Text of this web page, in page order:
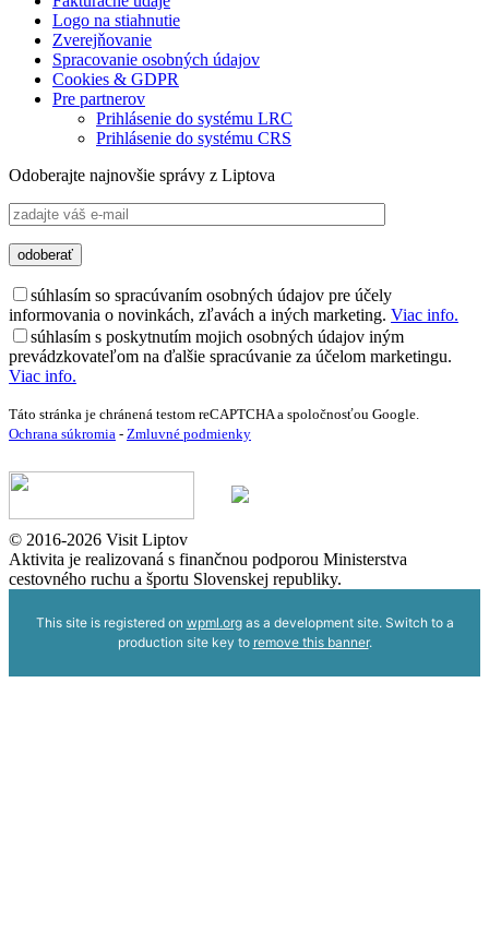
Logo na stiahnutie
Zverejňovanie
Spracovanie osobných údajov
Cookies & GDPR
Pre partnerov
Prihlásenie do systému LRC
Prihlásenie do systému CRS
Odoberajte najnovšie správy z Liptova
súhlasím so spracúvaním osobných údajov pre účely
informovania o novinkách, zľavách a iných marketing. Viac info.
súhlasím s poskytnutím mojich osobných údajov iným
prevádzkovateľom na ďalšie spracúvanie za účelom marketingu.
Viac info.
Táto stránka je chránená testom reCAPTCHA a spoločnosťou Google.
Ochrana súkromia - Zmluvné podmienky
© 2016-2026 Visit Liptov
Aktivita je realizovaná s finančnou podporou Ministerstva
cestovného ruchu a športu Slovenskej republiky.
This site is registered on wpml.orgas a development site. Switch to a
production site key to remove this banner.